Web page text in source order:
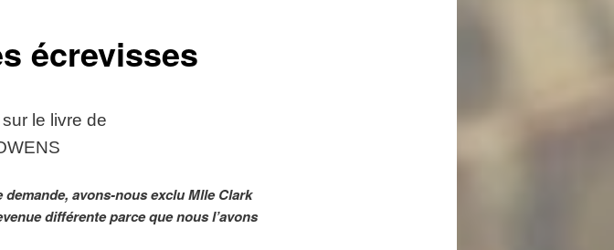
écrevisses
le livre de
avons-nous exclu Mlle Clark
différente parce que nous l’avons